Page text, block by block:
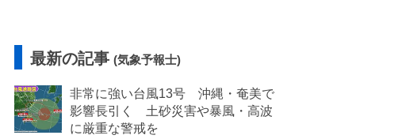
最新の記事 (気象予報士)
非常に強い台風13号 沖縄・奄美で
影響長引く 土砂災害や暴風・高波
に厳重な警戒を